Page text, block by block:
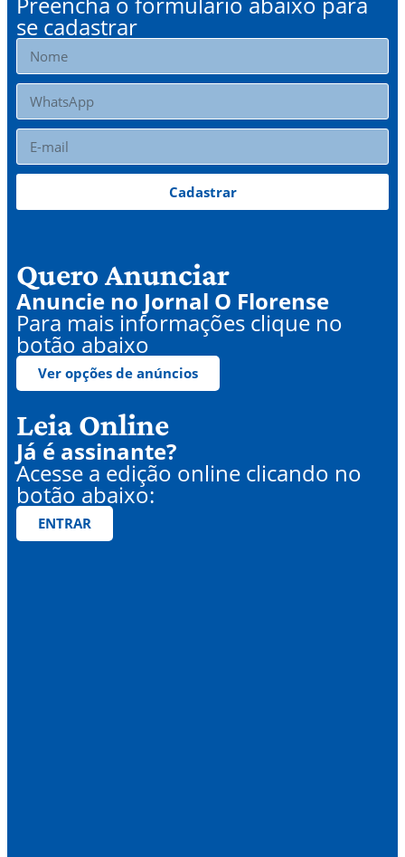
se cadastrar
Cadastrar
Quero Anunciar
Anuncie no Jornal O Florense
Para mais informações clique no
botão abaixo
Ver opções de anúncios
Leia Online
Já é assinante?
Acesse a edição online clicando no
botão abaixo:
ENTRAR